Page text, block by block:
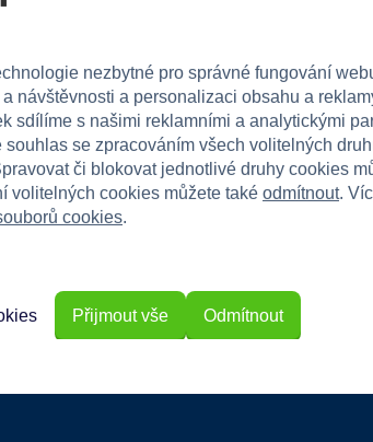
Skvělá volba pro rodiče,
spánek!
nezbytné pro správné fungování
návštěvnosti a personalizaci obsahu a
sdílíme s našimi reklamními a analytickými
souhlas se zpracováním všech volitelných
či blokovat jednotlivé druhy cookies
volitelných cookies můžete také odmítnout.
cookies.
Odmítnout
Přijmout vše